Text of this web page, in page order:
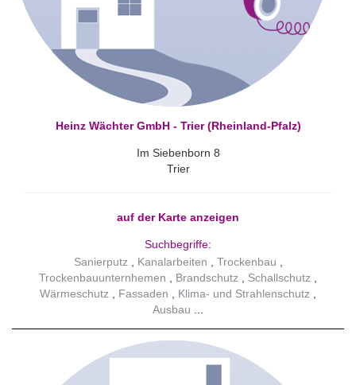
Heinz Wächter GmbH - Trier (Rheinland-Pfalz)
Im Siebenborn 8
Trier
auf der Karte anzeigen
Suchbegriffe:
Sanierputz
Kanalarbeiten
Trockenbau
Trockenbauunternhemen
Brandschutz
Schallschutz
Wärmeschutz
Fassaden
Klima- und Strahlenschutz
Ausbau